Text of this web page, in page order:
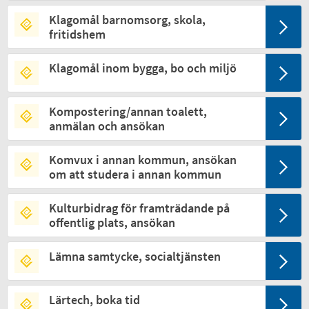
Klagomål barnomsorg, skola,
fritidshem
Klagomål inom bygga, bo och miljö
Kompostering/annan toalett,
anmälan och ansökan
Komvux i annan kommun, ansökan
om att studera i annan kommun
Kulturbidrag för framträdande på
offentlig plats, ansökan
Lämna samtycke, socialtjänsten
Lärtech, boka tid